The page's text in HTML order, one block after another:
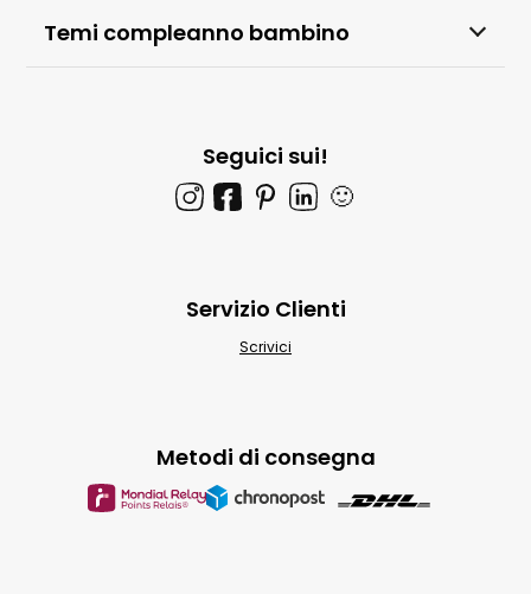
Temi compleanno bambino
Seguici sui!
🙂
Metodi di consegna
Servizio Clienti
Scrivici